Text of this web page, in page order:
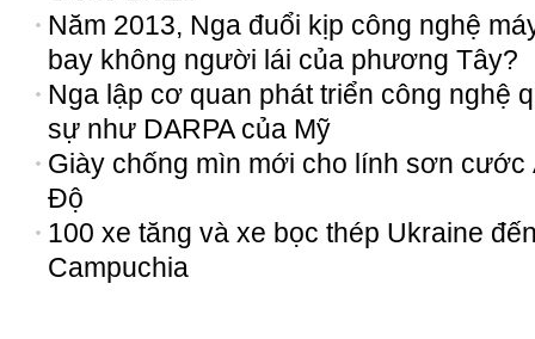
Năm 2013, Nga đuổi kịp công nghệ
bay không người lái của phương Tây?
Nga lập cơ quan phát triển công nghệ
sự như DARPA của Mỹ
Giày chống mìn mới cho lính sơn cước
Độ
100 xe tăng và xe bọc thép Ukraine
Campuchia